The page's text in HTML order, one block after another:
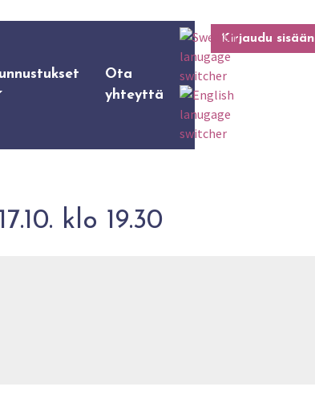
Kirjaudu sisään
Ota
yhteyttä
klo 19.30